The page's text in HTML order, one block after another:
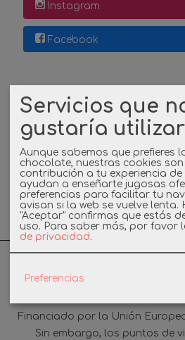
Instagram
Facebook
Financiado por la Unión
Sin embargo, los puntos de
Servicios que
gustaría utilizar
Aunque sabemos que prefieres
chocolate, nuestras cookies
contribución a tu experiencia de
ayudan a enseñarte jugosas
preferencias para facilitar tu
avisan si la web se vuelve lenta.
"Aceptar" confirmas que estás
uso. Para saber más, por favor
de privacidad.
Preferencias